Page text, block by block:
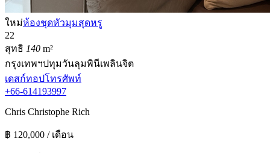
ใหม่ห้องชุดหัวมุมสุดหรู
22
สุทธิ 140 m²
กรุงเทพฯปทุมวันลุมพินีเพลินจิต
เดสก์ทอปโทรศัพท์
+66-614193997
Chris Christophe Rich
฿ 120,000 / เดือน